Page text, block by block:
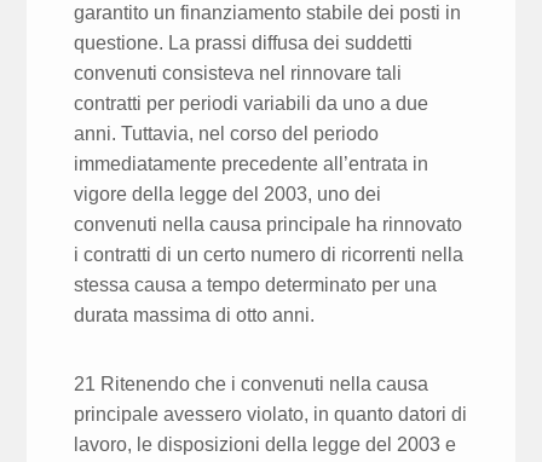
garantito un finanziamento stabile dei posti in
questione. La prassi diffusa dei suddetti
convenuti consisteva nel rinnovare tali
contratti per periodi variabili da uno a due
anni. Tuttavia, nel corso del periodo
immediatamente precedente all’entrata in
vigore della legge del 2003, uno dei
convenuti nella causa principale ha rinnovato
i contratti di un certo numero di ricorrenti nella
stessa causa a tempo determinato per una
durata massima di otto anni.
21 Ritenendo che i convenuti nella causa
principale avessero violato, in quanto datori di
lavoro, le disposizioni della legge del 2003 e